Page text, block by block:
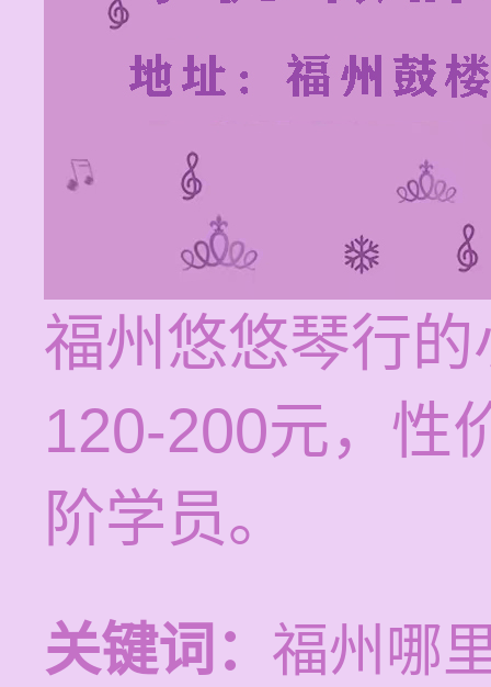
福州悠悠琴行
120-200元，性
阶学员。
关键词： 福州哪